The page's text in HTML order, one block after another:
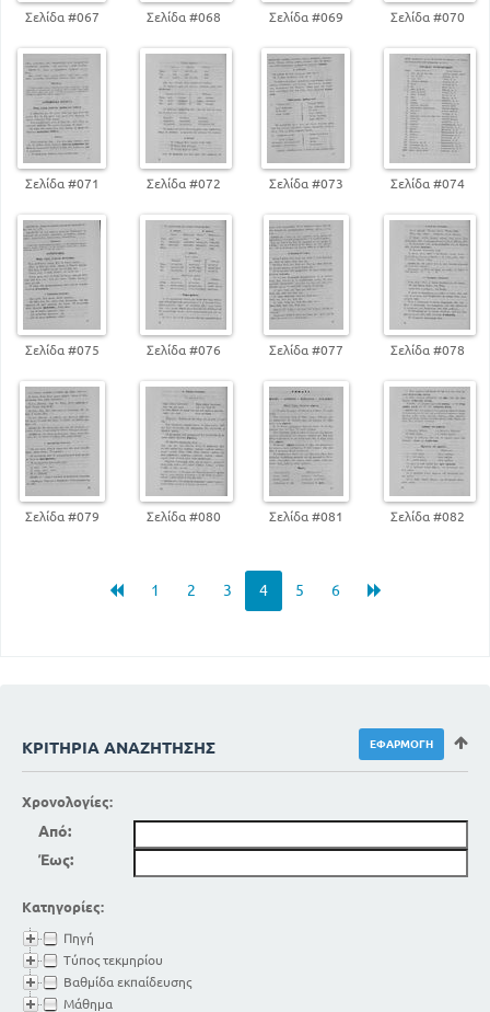
Σελίδα #067 Σελίδα #068 Σελίδα #069 Σελίδα #070
Σελίδα #071 Σελίδα #072 Σελίδα #073 Σελίδα #074
Σελίδα #075 Σελίδα #076 Σελίδα #077 Σελίδα #078
Σελίδα #079 Σελίδα #080 Σελίδα #081 Σελίδα #082
1 2 3 4 5 6
ΚΡΙΤΉΡΙΑ ΑΝΑΖΉΤΗΣΗΣ
Χρονολογίες:
Από:
Έως:
Κατηγορίες:
Πηγή
Τύπος τεκμηρίου
Βαθμίδα εκπαίδευσης
Μάθημα